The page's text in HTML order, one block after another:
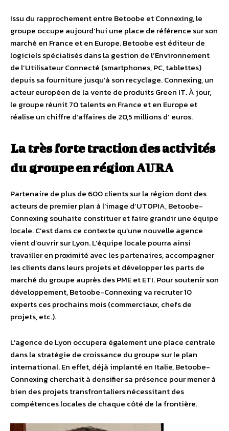
Issu du rapprochement entre Betoobe et Connexing, le
groupe occupe aujourd’hui une place de référence sur son
marché en France et en Europe. Betoobe est éditeur de
logiciels spécialisés dans la gestion de l’Environnement
de l’Utilisateur Connecté (smartphones, PC, tablettes)
depuis sa fourniture jusqu’à son recyclage. Connexing, un
acteur européen de la vente de produits Green IT. À jour,
le groupe réunit 70 talents en France et en Europe et
réalise un chiffre d’affaires de 20,5 millions d’ euros.
La très forte traction des activités
du groupe en région AURA
Partenaire de plus de 600 clients sur la région dont des
acteurs de premier plan à l’image d’UTOPIA, Betoobe-
Connexing souhaite constituer et faire grandir une équipe
locale. C’est dans ce contexte qu’une nouvelle agence
vient d’ouvrir sur Lyon. L’équipe locale pourra ainsi
travailler en proximité avec les partenaires, accompagner
les clients dans leurs projets et développer les parts de
marché du groupe auprès des PME et ETI. Pour soutenir son
développement, Betoobe-Connexing va recruter 10
experts ces prochains mois (commerciaux, chefs de
projets, etc.).
L’agence de Lyon occupera également une place centrale
dans la stratégie de croissance du groupe sur le plan
international. En effet, déjà implanté en Italie, Betoobe-
Connexing cherchait à densifier sa présence pour mener à
bien des projets transfrontaliers nécessitant des
compétences locales de chaque côté de la frontière.